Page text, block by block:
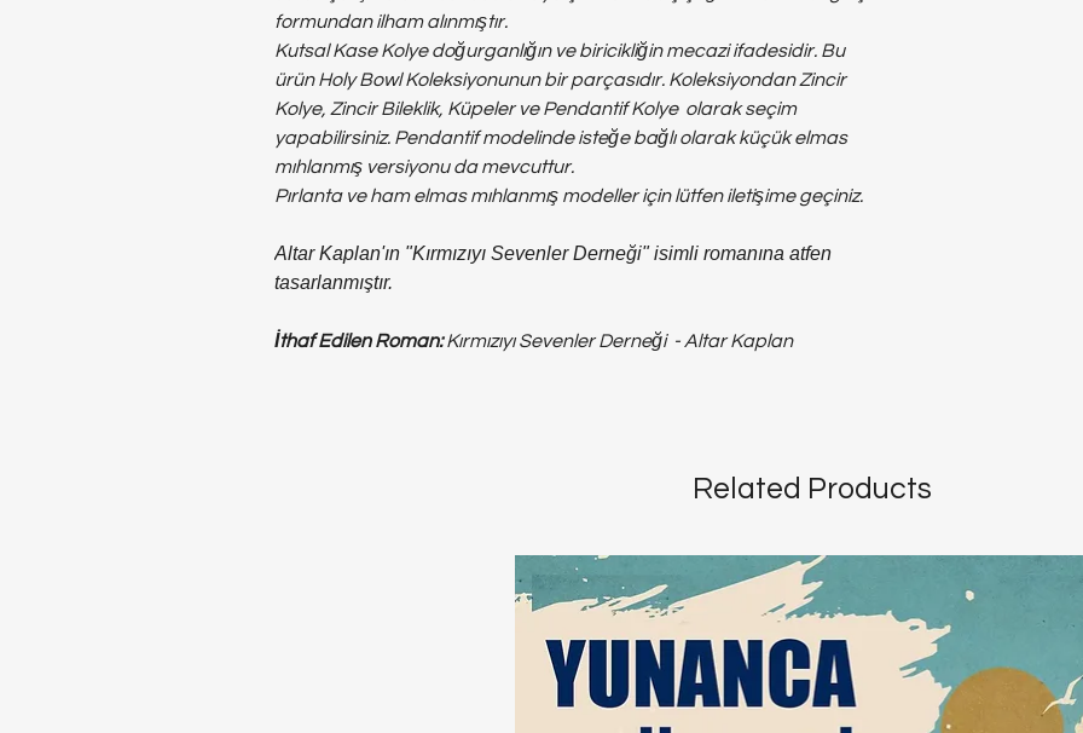
formundan ilham alınmıştır.
Kutsal Kase Kolye doğurganlığın ve biricikliğin mecazi ifadesidir. Bu
ürün Holy Bowl Koleksiyonunun bir parçasıdır. Koleksiyondan Zincir
Kolye, Zincir Bileklik, Küpeler ve Pendantif Kolye olarak seçim
yapabilirsiniz. Pendantif modelinde isteğe bağlı olarak küçük elmas
mıhlanmış versiyonu da mevcuttur.
Pırlanta ve ham elmas mıhlanmış modeller için lütfen iletişime geçiniz.
Altar Kaplan'ın "Kırmızıyı Sevenler Derneği" isimli romanına atfen
tasarlanmıştır.
İthaf Edilen Roman:Kırmızıyı Sevenler Derneği - Altar Kaplan
Related Products